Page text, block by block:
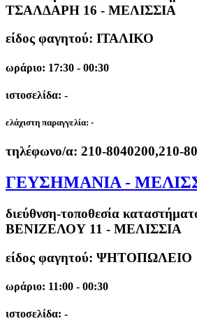
ΤΣΑΛΔΑΡΗ 16 - ΜΕΛΙΣΣΙΑ
είδος φαγητού: ΙΤΑΛΙΚΟ
ωράριο: 17:30 - 00:30
ιστοσελίδα: -
ελάχιστη παραγγελία: -
τηλέφωνο/α: 210-8040200,210-
ΓΕΥΣΗΜΑΝΙΑ -
διεύθνση-τοποθεσία
ΒΕΝΙΖΕΛΟΥ 11 - ΜΕΛΙΣΣΙΑ
είδος φαγητού: ΨΗΤΟΠΩΛΕΙΟ
ωράριο: 11:00 - 00:30
ιστοσελίδα: -